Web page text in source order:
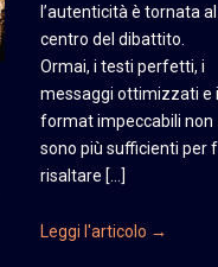
l’autenticità è tornata al
centro del dibattito.
Ormai, i testi perfetti, i
messaggi ottimizzati e
format impeccabili non
sono più sufficienti per
risaltare […]
Leggi l'articolo →